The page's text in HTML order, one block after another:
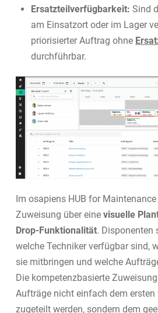
Ersatzteilverfügbarkeit: Sind
am Einsatzort oder im Lager
priorisierter Auftrag ohne
durchführbar.
Im osapiens HUB for
Zuweisung über eine visuelle
Drop-Funktionalität. Disponenten
welche Techniker verfügbar sind,
sie mitbringen und welche
Die kompetenzbasierte
Aufträge nicht einfach dem ersten
zugeteilt werden, sondern dem